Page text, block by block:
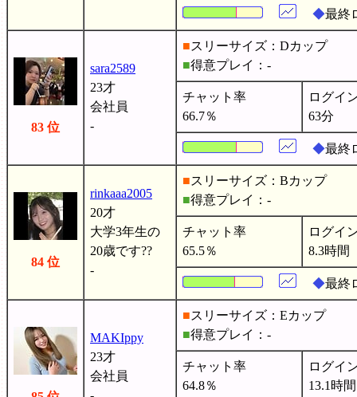
◆最終
83 位
sara2589
23才
会社員
-
■スリーサイズ：Dカップ
■得意プレイ：-
チャット率
66.7％
ログイ
63分
◆最終
84 位
rinkaaa2005
20才
大学3年生の
20歳です??
-
■スリーサイズ：Bカップ
■得意プレイ：-
チャット率
65.5％
ログイ
8.3時間
◆最終
MAKIppy
23才
会社員
■スリーサイズ：Eカップ
■得意プレイ：-
チャット率
64.8％
ログイ
13.1時間